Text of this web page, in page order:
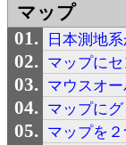
マップ
日本測地
マップに
マウスオ
マップに
マップを